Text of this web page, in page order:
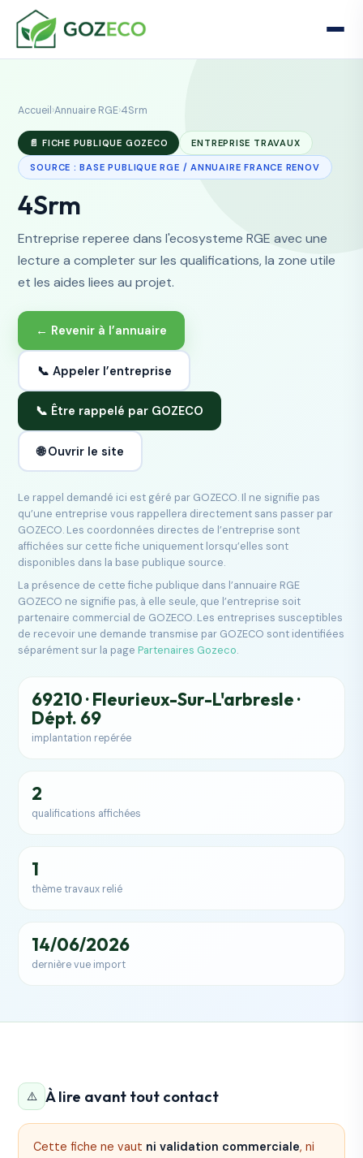
Accueil ›Annuaire RGE›4Srm
📄 FICHE PUBLIQUE GOZECO ENTREPRISE TRAVAUX
SOURCE : BASE PUBLIQUE RGE / ANNUAIRE FRANCE RENOV
4Srm
Entreprise reperee dans l'ecosysteme RGE avec une
lecture a completer sur les qualifications, la zone utile
et les aides liees au projet.
← Revenir à l’annuaire
📞 Appeler l’entreprise
📞 Être rappelé par GOZECO
🌐 Ouvrir le site
Le rappel demandé ici est géré par GOZECO. Il ne signifie pas
qu’une entreprise vous rappellera directement sans passer par
GOZECO. Les coordonnées directes de l’entreprise sont
affichées sur cette fiche uniquement lorsqu’elles sont
disponibles dans la base publique source.
La présence de cette fiche publique dans l’annuaire RGE
GOZECO ne signifie pas, à elle seule, que l’entreprise soit
partenaire commercial de GOZECO. Les entreprises susceptibles
de recevoir une demande transmise par GOZECO sont identifiées
séparément sur la pagePartenaires Gozeco.
69210 · Fleurieux-Sur-L'arbresle ·
Dépt. 69
implantation repérée
2
qualifications affichées
1
thème travaux relié
14/06/2026
dernière vue import
⚠️ À lire avant tout contact
Cette fiche ne vaut ni validation commerciale, ni